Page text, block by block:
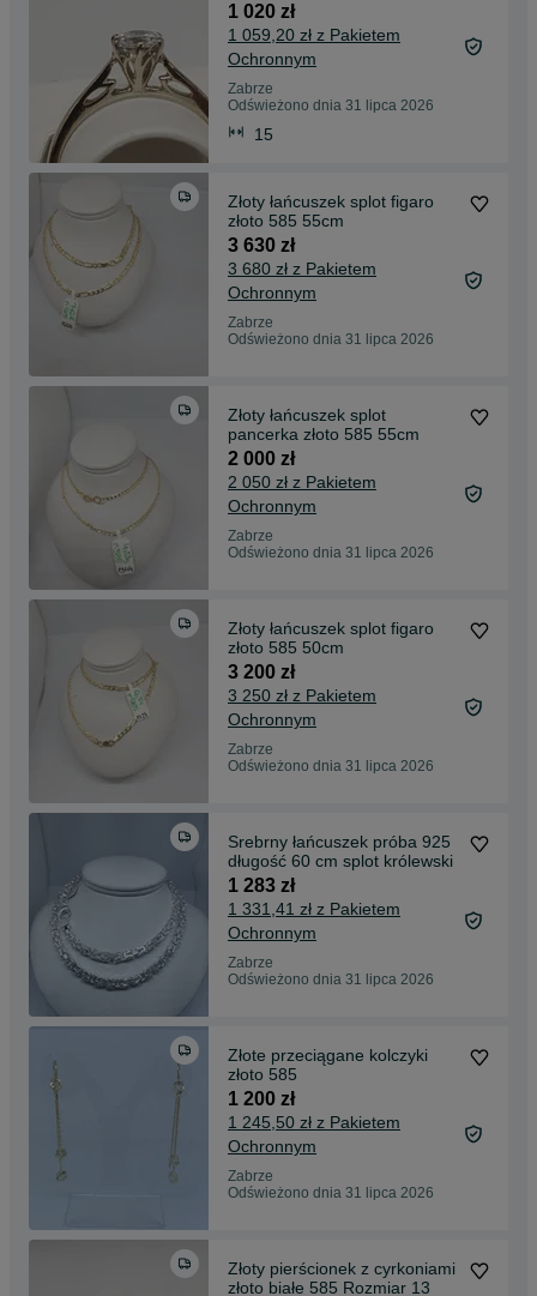
1 020 zł
1 059,20 zł z Pakietem
Ochronnym
Zabrze
Odświeżono dnia 31 lipca 2026
15
Złoty łańcuszek splot figaro
złoto 585 55cm
3 630 zł
3 680 zł z Pakietem
Ochronnym
Zabrze
Odświeżono dnia 31 lipca 2026
Złoty łańcuszek splot
pancerka złoto 585 55cm
2 000 zł
2 050 zł z Pakietem
Ochronnym
Zabrze
Odświeżono dnia 31 lipca 2026
Złoty łańcuszek splot figaro
złoto 585 50cm
3 200 zł
3 250 zł z Pakietem
Ochronnym
Zabrze
Odświeżono dnia 31 lipca 2026
Srebrny łańcuszek próba 925
długość 60 cm splot królewski
1 283 zł
1 331,41 zł z Pakietem
Ochronnym
Zabrze
Odświeżono dnia 31 lipca 2026
Złote przeciągane kolczyki
złoto 585
1 200 zł
1 245,50 zł z Pakietem
Ochronnym
Zabrze
Odświeżono dnia 31 lipca 2026
Złoty pierścionek z cyrkoniami
złoto białe 585 Rozmiar 13